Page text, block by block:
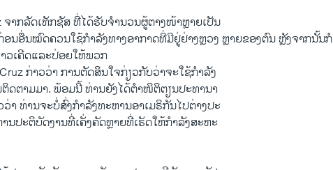
ຈາກ​ລັດ​ເທັກ​ຊັສ ທີ່​ໄດ້​ຮັບ​ຈຳນວນ​ຜູ້ຕາງໜ້າຫຼາຍ​ເປັນ
ນ​ອື່ນ​ໝົດຄວນ​ໃຊ້ກຳລັງທາງອາກາດທີ່​ມີ​ຢູ່​ຢ່າງ​ຫຼວງ ຫຼາຍຂອງ​ຕົນ ຫຼັງ​ຈາກ​ນັ້ນກໍ​
ວ​ເຄີ​ດແລະ​ປ່ອຍ​ໃຫ້​ພວກ
ກ່າວ​ວ່າ ການ​ຕັດສິນ​ໃຈ​ກ່ຽວກັບ​ວ່າ​ຈະ​ໃຊ້​ກຳລັງ​
ດຕາມ​ມາ. ພ້ອມ​ນີ້ ທ່ານ​ຍັງ​ໄດ້​ຕຳ​ໜິຕິຕຽນ​ປະທານາ
າ ທ່ານ​ຈະ​ບໍ່​ສົ່ງ​ກຳລັງ​ທະຫານ​ອາ​ເມຣິກັນ​ໄປ​ຕ່າງປະ​
ນ​ປະຕິບັດ​ງານທີ່​ເຄັ່ງຄັດ​ຫຼາຍທີ່ເຮັດ​ໃຫ້​ກຳລັງ​ສະຫະ